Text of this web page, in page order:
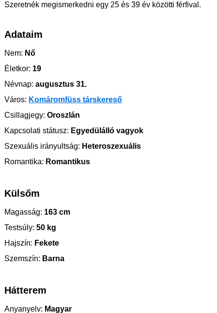
Szeretnék megismerkedni egy 25 és 39 év közötti férfival.
Adataim
Nem: Nő
Életkor: 19
Névnap: augusztus 31.
Város: Komáromfüss társkereső
Csillagjegy: Oroszlán
Kapcsolati státusz: Egyedülálló vagyok
Szexuális irányultság: Heteroszexuális
Romantika: Romantikus
Külsőm
Magasság: 163 cm
Testsúly: 50 kg
Hajszín: Fekete
Szemszín: Barna
Hátterem
Anyanyelv: Magyar